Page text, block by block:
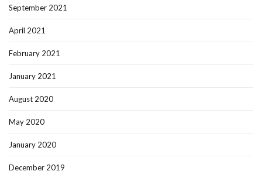
September 2021
April 2021
February 2021
January 2021
August 2020
May 2020
January 2020
December 2019